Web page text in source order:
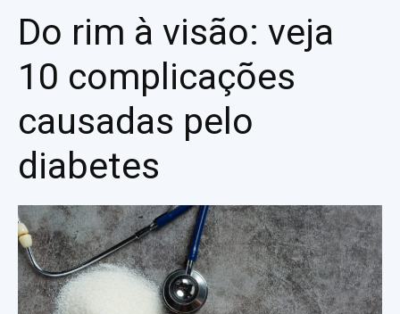
Do rim à visão: veja
10 complicações
causadas pelo
diabetes